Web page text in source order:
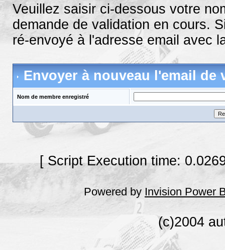
Veuillez saisir ci-dessous votre
demande de validation en cours.
ré-envoyé à l'adresse email avec
Envoyer à nouveau l'email de
Nom de membre enregistré
[ Script Execution time:
Powered by Invision Power
(c)2004